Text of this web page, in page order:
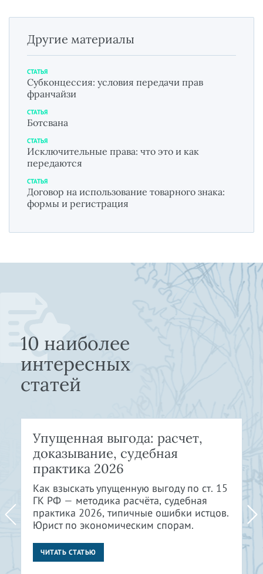
Другие материалы
СТАТЬЯ
Субконцессия: условия передачи прав
франчайзи
СТАТЬЯ
Ботсвана
СТАТЬЯ
Исключительные права: что это и как
передаются
СТАТЬЯ
Договор на использование товарного знака:
формы и регистрация
10 наиболее
интересных
статей
Упущенная выгода: расчет,
доказывание, судебная
практика 2026
Как взыскать упущенную выгоду по ст. 15
ГК РФ — методика расчёта, судебная
практика 2026, типичные ошибки истцов.
Юрист по экономическим спорам.
ЧИТАТЬ СТАТЬЮ